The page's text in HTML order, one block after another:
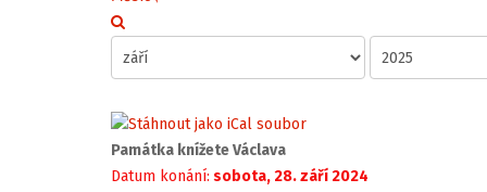
Památka knížete Václava
Datum konání: sobota, 28. září 2024